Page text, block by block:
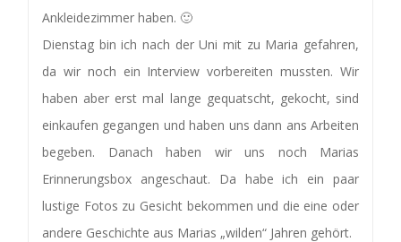
Ankleidezimmer haben. 🙂
Dienstag bin ich nach der Uni mit zu Maria gefahren,
da wir noch ein Interview vorbereiten mussten. Wir
haben aber erst mal lange gequatscht, gekocht, sind
einkaufen gegangen und haben uns dann ans Arbeiten
begeben. Danach haben wir uns noch Marias
Erinnerungsbox angeschaut. Da habe ich ein paar
lustige Fotos zu Gesicht bekommen und die eine oder
andere Geschichte aus Marias „wilden“ Jahren gehört.